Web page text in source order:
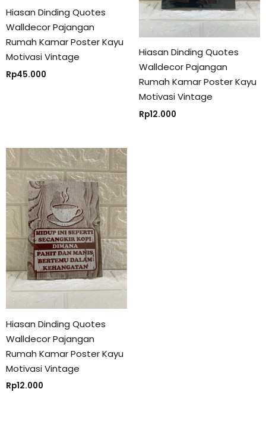
Hiasan Dinding Quotes
Walldecor Pajangan
Rumah Kamar Poster Kayu
Motivasi Vintage
Rp45.000
Hiasan Dinding Quotes
Walldecor Pajangan
Rumah Kamar Poster Kayu
Motivasi Vintage
Rp12.000
Hiasan Dinding Quotes
Walldecor Pajangan
Rumah Kamar Poster Kayu
Motivasi Vintage
Rp12.000